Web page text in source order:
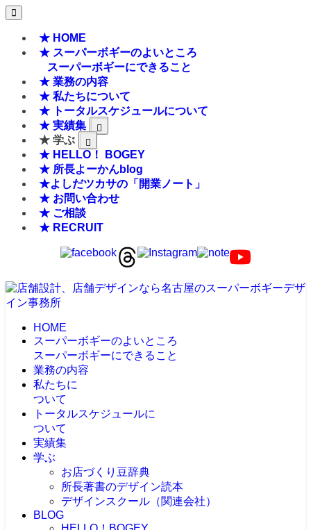
★ HOME
★ スーパーボギーのよいところ
スーパーボギーにできること
★ 業務の内容
★ 私たちについて
★ トータルスケジュールについて
★ 実績集
★ 学ぶ
★ HELLO！ BOGEY
★ 所長よーかんblog
★よしだツカサの「開業ノート」
★ お問い合わせ
★ ご相談
★ RECRUIT
HOME
スーパーボギーのよいところ
スーパーボギーにできること
業務の内容
私たちに
ついて
トータルスケジュールに
ついて
実績集
学ぶ
お店づくり豆辞典
所長著書のデザイン読本
デザインスクール（関連会社）
BLOG